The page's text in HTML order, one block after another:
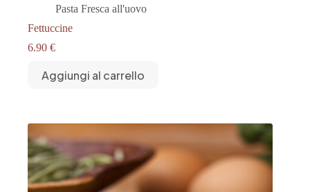
Pasta Fresca all'uovo
Fettuccine
6.90 €
Aggiungi al carrello